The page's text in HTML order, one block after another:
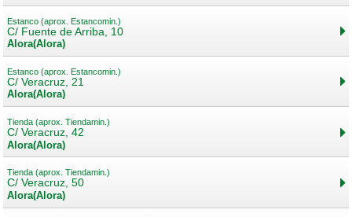
Estanco (aprox. Estancomin.)
C/ Fuente de Arriba, 10
Álora(Álora)
Estanco (aprox. Estancomin.)
C/ Veracruz, 21
Álora(Álora)
Tienda (aprox. Tiendamin.)
C/ Veracruz, 42
Álora(Álora)
Tienda (aprox. Tiendamin.)
C/ Veracruz, 50
Álora(Álora)